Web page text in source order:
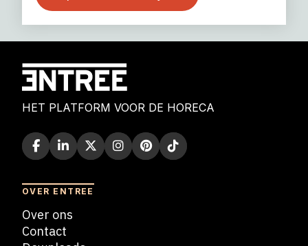
HET PLATFORM VOOR DE HORECA
OVER ENTREE
Over ons
Contact